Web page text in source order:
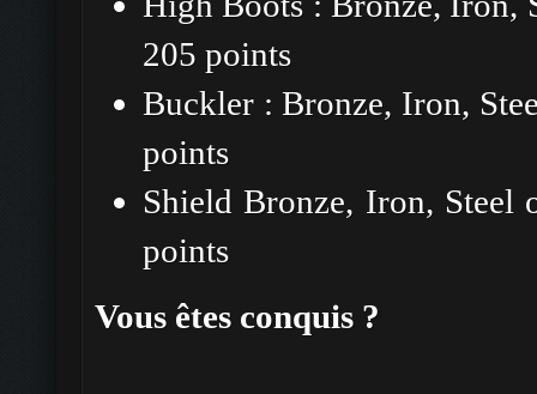
205 points
Buckler : Bronze, Iron,
points
Shield Bronze, Iron, Steel
points
Vous êtes conquis ?